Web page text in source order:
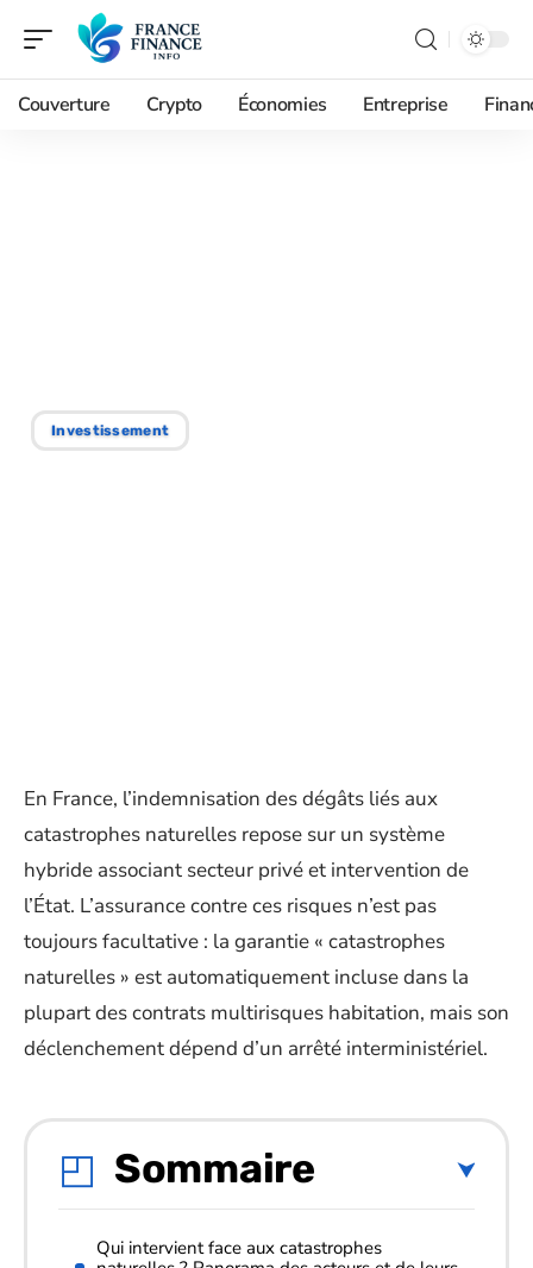
Couverture Crypto Économies Entreprise
Investissement
En France, l’indemnisation des dégâts liés aux
catastrophes naturelles repose sur un système
hybride associant secteur privé et intervention de
l’État. L’assurance contre ces risques n’est pas
toujours facultative : la garantie « catastrophes
naturelles » est automatiquement incluse dans la
plupart des contrats multirisques habitation, mais son
déclenchement dépend d’un arrêté interministériel.
Sommaire
Qui intervient face aux catastrophes